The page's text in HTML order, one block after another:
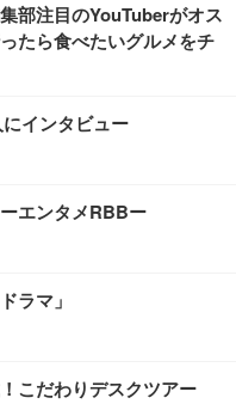
部注目のYouTuberがオス
たら食べたいグルメをチ
インタビュー
エンタメRBBー
ラマ」
こだわりデスクツアー